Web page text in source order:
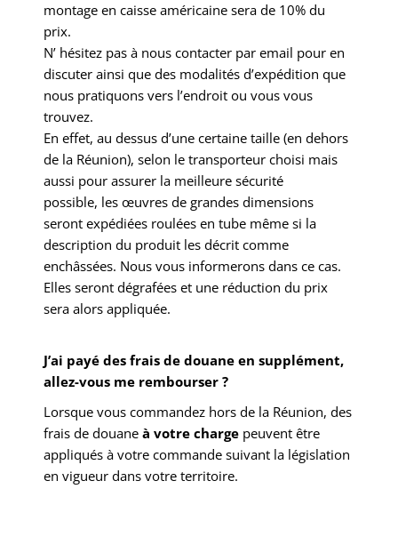
montage en caisse américaine sera de 10% du
prix.
N’ hésitez pas à nous contacter par email pour en
discuter ainsi que des modalités d’expédition que
nous pratiquons vers l’endroit ou vous vous
trouvez.
En effet, au dessus d’une certaine taille (en dehors
de la Réunion), selon le transporteur choisi mais
aussi pour assurer la meilleure sécurité
possible, les œuvres de grandes dimensions
seront expédiées roulées en tube même si la
description du produit les décrit comme
enchâssées. Nous vous informerons dans ce cas.
Elles seront dégrafées et une réduction du prix
sera alors appliquée.
J’ai payé des frais de douane en supplément,
allez-vous me rembourser ?
Lorsque vous commandez hors de la Réunion, des
frais de douane à votre charge peuvent être
appliqués à votre commande suivant la législation
en vigueur dans votre territoire.